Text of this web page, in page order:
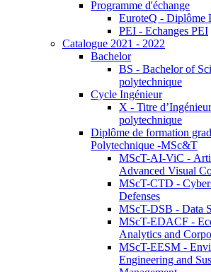
Programme d'échange
EuroteQ - Diplôme
PEI - Echanges PEI
Catalogue 2021 - 2022
Bachelor
BS - Bachelor of
polytechnique
Cycle Ingénieur
X - Titre
polytechnique
Diplôme de formation
Polytechnique -MSc&T
MScT-AI-ViC -
Advanced Visual
MScT-CTD -
Defenses
MScT-DSB - Data
MScT-EDACF -
Analytics and
MScT-EESM -
Engineering and